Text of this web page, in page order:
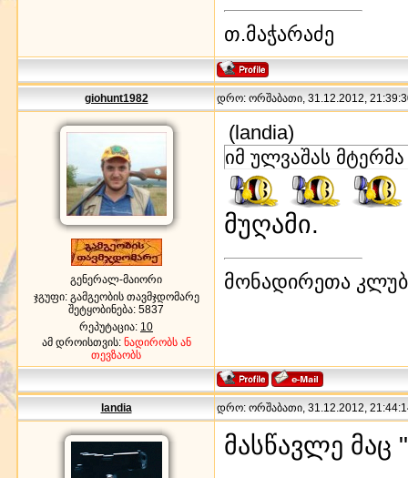
თ.მაჭარაძე
giohunt1982 დრო: ორშაბათი, 31.12.2012,
გენერალ-მაიორი
ჯგუფი: გამგეობის თავმჯდომარე
შეტყობინება: 5837
რეპუტაცია: 10
ამ დროისთვის: ნადირობს ან
თევზაობს
(landia)
იმ ულვაშას
მუღამი.
მონადირეთა
landia დრო: ორშაბათი, 31.12.2012,
მასწავლე მაც